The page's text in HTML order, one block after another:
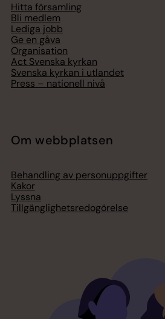
Hitta församling
Bli medlem
Lediga jobb
Ge en gåva
Organisation
Act Svenska kyrkan
Svenska kyrkan i utlandet
Press – nationell nivå
Om webbplatsen
Behandling av personuppgifter
Kakor
Lyssna
Tillgänglighetsredogörelse